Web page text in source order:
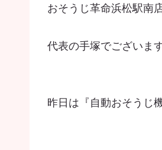
おそうじ革命浜松駅南
代表の手塚でございま
昨日は『自動おそうじ